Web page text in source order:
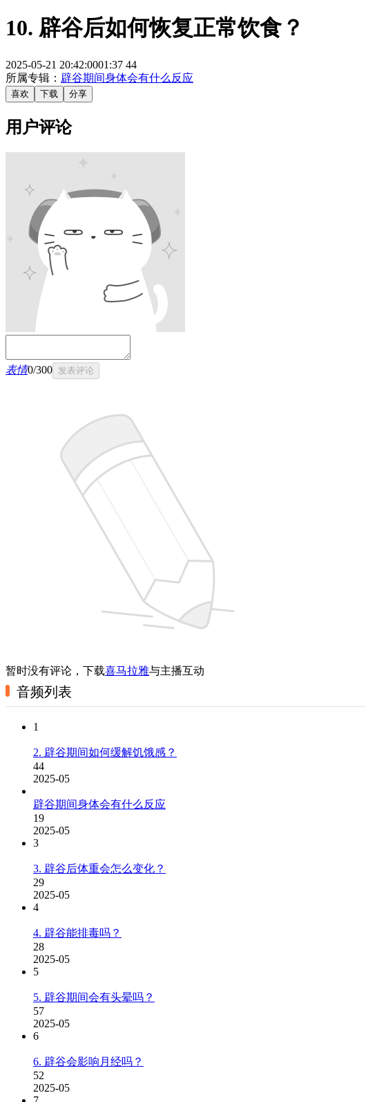
10. 辟谷后如何恢复正常饮食？
2025-05-21 20:42:0001:37 44
所属专辑： 辟谷期间身体会有什么反应
喜欢 下载 分享
用户评论
表情0/300 发表评论
暂时没有评论，下载喜马拉雅与主播互动
音频列表
1
2. 辟谷期间如何缓解饥饿感？
44
2025-05
辟谷期间身体会有什么反应
19
2025-05
3
3. 辟谷后体重会怎么变化？
29
2025-05
4
4. 辟谷能排毒吗？
28
2025-05
5
5. 辟谷期间会有头晕吗？
57
2025-05
6
6. 辟谷会影响月经吗？
52
2025-05